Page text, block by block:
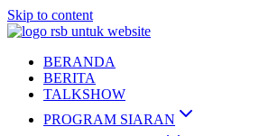
Skip to content
BERANDA
BERITA
TALKSHOW
PROGRAM SIARAN